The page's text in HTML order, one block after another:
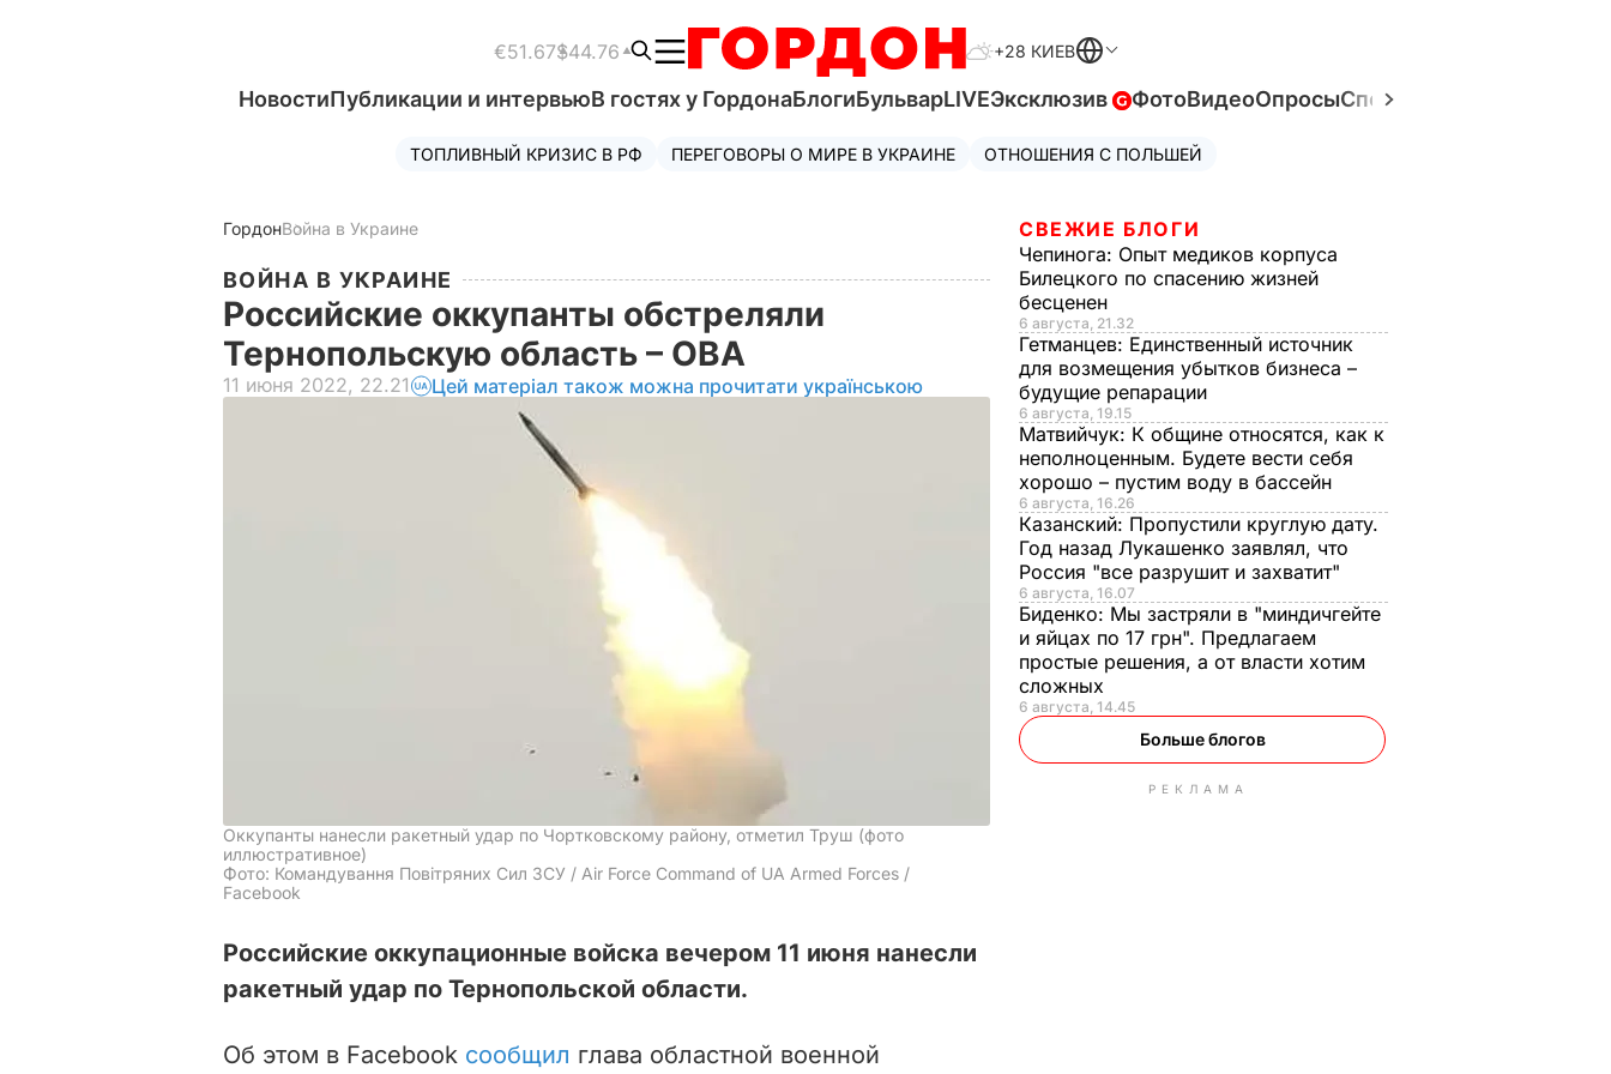
€51.67$44.76 +28 КИЕВ
НовостиПубликации и интервьюВ гостях у ГордонаБлогиБульварLIVEЭксклюзив ФотоВидеоОпросыСпецпроекты
ТОПЛИВНЫЙ КРИЗИС В РФ ПЕРЕГОВОРЫ О МИРЕ В УКРАИНЕ ОТНОШЕНИЯ С ПОЛЬШЕЙ
ГордонВойна в Украине
ВОЙНА В УКРАИНЕ
Российские оккупанты обстреляли
Тернопольскую область – ОВА
11 июня 2022, 22.21 Цей матеріал також можна прочитати українською
Оккупанты нанесли ракетный удар по Чортковскому району, отметил Труш (фото
иллюстративное)
Фото: Командування Повітряних Сил ЗСУ / Air Force Command of UA Armed Forces /
Facebook
Российские оккупационные войска вечером 11 июня нанесли
ракетный удар по Тернопольской области.
Об этом в Facebook сообщил глава областной военной
СВЕЖИЕ БЛОГИ
Чепинога: Опыт медиков корпуса
Билецкого по спасению жизней
бесценен
6 августа, 21.32
Гетманцев: Единственный источник
для возмещения убытков бизнеса –
будущие репарации
6 августа, 19.15
Матвийчук: К общине относятся, как к
неполноценным. Будете вести себя
хорошо – пустим воду в бассейн
6 августа, 16.26
Казанский: Пропустили круглую дату.
Год назад Лукашенко заявлял, что
Россия "все разрушит и захватит"
6 августа, 16.07
Биденко: Мы застряли в "миндичгейте
и яйцах по 17 грн". Предлагаем
простые решения, а от власти хотим
сложных
6 августа, 14.45
Больше блогов
РЕКЛАМА